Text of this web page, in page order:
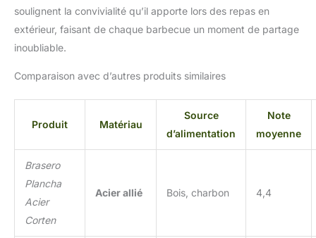
soulignent la convivialité qu’il apporte lors des repas en
extérieur, faisant de chaque barbecue un moment de partage
inoubliable.
Comparaison avec d’autres produits similaires
Produit Matériau
Source
d’alimentation
Note
moyenne
Brasero
Plancha
Acier
Corten
Acier allié Bois, charbon 4,4